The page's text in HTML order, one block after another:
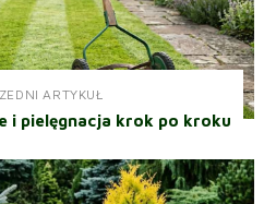
ARTYKUŁ
i pielęgnacja krok po kroku